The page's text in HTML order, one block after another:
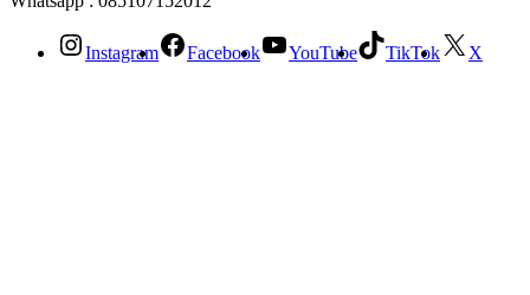
Instagram Facebook YouTube TikTok X